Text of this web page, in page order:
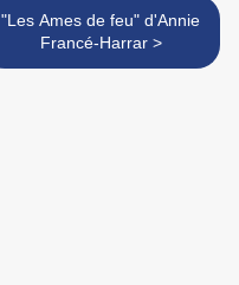
"Les Ames de feu" d'Annie
Francé-Harrar >